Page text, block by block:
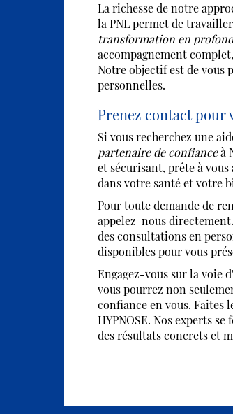
La richesse de notre
la PNL permet de
transformation en
accompagnement
Notre objectif est de vous
personnelles.
Prenez contact
Si vous recherchez une
partenaire de confianceà
et sécurisant, prête à
dans votre santé et votre
Pour toute demande de
appelez-nous
des consultations en
disponibles pour vous
Engagez-vous sur la voie
vous pourrez non
confiance en vous. Faites
HYPNOSE. Nos experts
des résultats concrets et